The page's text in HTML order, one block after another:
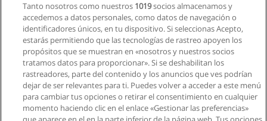
Tanto nosotros como nuestros 1019socios almacenamos y
accedemos a datos personales, como datos de navegación o
identificadores únicos, en tu dispositivo. Si seleccionas Acepto,
estarás permitiendo que las tecnologías de rastreo apoyen los
propósitos que se muestran en «nosotros y nuestros socios
tratamos datos para proporcionar». Si se deshabilitan los
rastreadores, parte del contenido y los anuncios que ves podrían
dejar de ser relevantes para ti. Puedes volver a acceder a este menú
para cambiar tus opciones o retirar el consentimiento en cualquier
momento haciendo clic en el enlace «Gestionar las preferencias»